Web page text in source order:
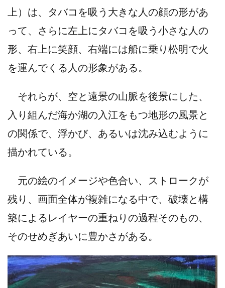
上）は、タバコを吸う大きな人の顔の形があ
って、さらに左上にタバコを吸う小さな人の
形、右上に笑顔、右端には船に乗り松明で火
を運んでくる人の形象がある。
それらが、空と遠景の山脈を後景にした、
入り組んだ海か湖の入江をもつ地形の風景と
の関係で、浮かび、あるいは沈み込むように
描かれている。
元の絵のイメージや色合い、ストロークが
残り、画面全体が複雑になる中で、破壊と構
築によるレイヤーの重ねりの過程そのもの、
そのせめぎあいに豊かさがある。